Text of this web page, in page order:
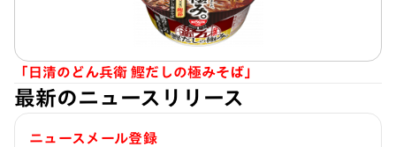
「日清のどん兵衛 鰹だしの極みそば」
最新のニュースリリース
ニュースメール登録